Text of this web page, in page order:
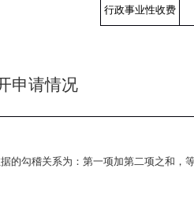
行政事业性收费
申请情况
据的勾稽关系为：第一项加第二项之和，